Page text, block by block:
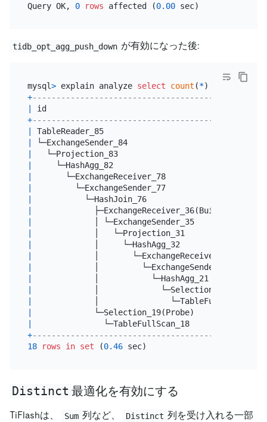
Query OK, 0 rows affected (0.00
tidb_opt_agg_push_down が有効になった後:
mysql> explain analyze select count (*)
+
+
│
│
│
│
│
│
│
│
+
18
rows in set (0.46
Distinct 最適化を有効にする
TiFlashは、 Sum 列など、 Distinct 列を受け入れる一部